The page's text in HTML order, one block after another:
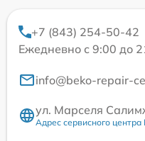
+7 (843) 254-50-42
Ежедневно с 9:00 до
info@beko-repair-
ул. Марселя
Адрес сервисного центра